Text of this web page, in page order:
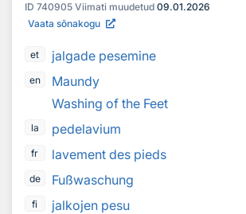
ID 740905 Viimati muudetud 09.01.2026
Vaata sõnakogu
et jalgade pesemine
en
Maundy
Washing of the Feet
la pedelavium
fr lavement des pieds
de Fußwaschung
fi jalkojen pesu